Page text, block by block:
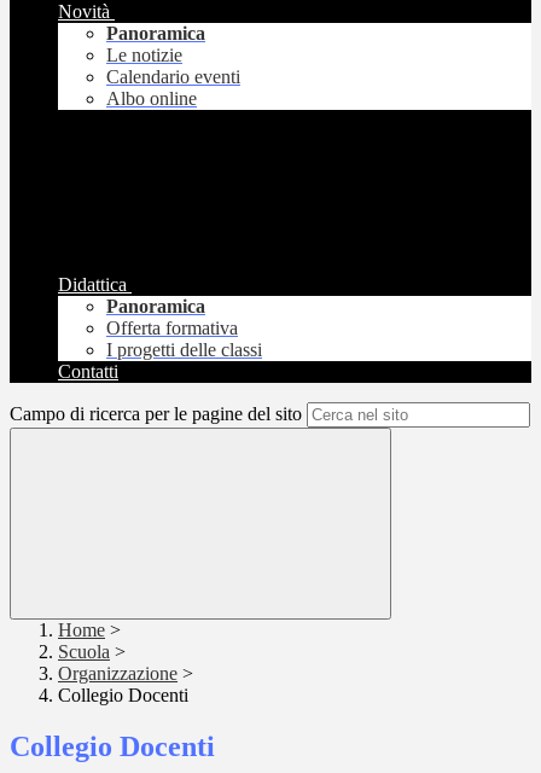
Novità
Panoramica
Le notizie
Calendario eventi
Albo online
Didattica
Panoramica
Offerta formativa
I progetti delle classi
Contatti
Campo di ricerca per le pagine del sito
Home >
Scuola >
Organizzazione >
Collegio Docenti
Collegio Docenti